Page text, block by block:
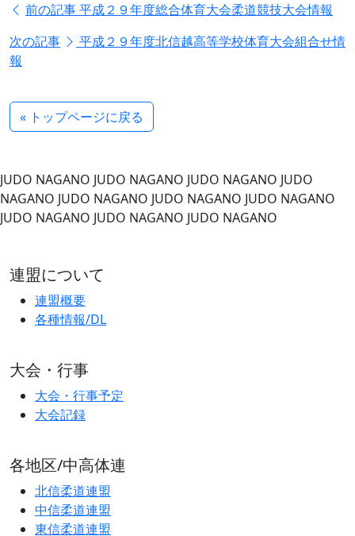
前の記事平成２９年度総合体育大会柔道競技大会情報
次の記事
平成２９年度北信越高等学校体育大会組合せ情
報
« トップページに戻る
JUDO NAGANO JUDO NAGANO JUDO NAGANO JUDO
NAGANO JUDO NAGANO JUDO NAGANO JUDO NAGANO
JUDO NAGANO JUDO NAGANO JUDO NAGANO
連盟について
連盟概要
各種情報/DL
大会・行事
大会・行事予定
大会記録
各地区/中高体連
北信柔道連盟
中信柔道連盟
東信柔道連盟